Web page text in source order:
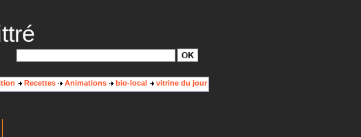
vitrine du jour
bio-local
Animations
Recettes